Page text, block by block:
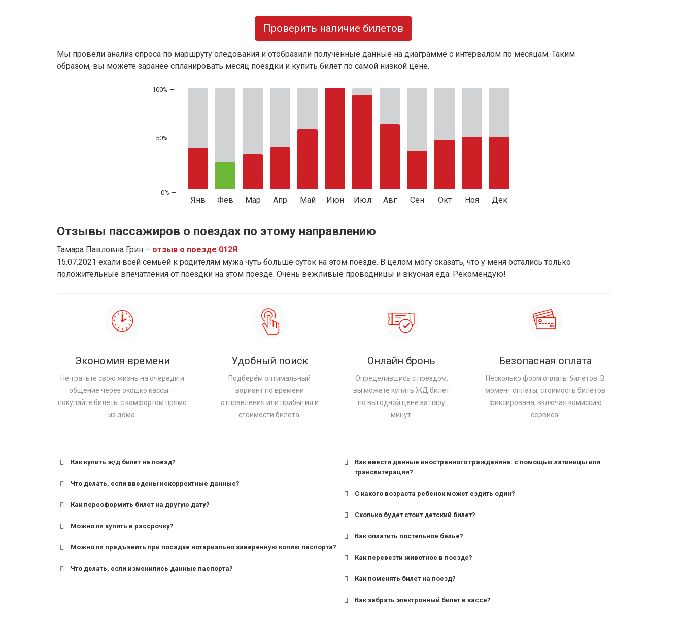
Проверить наличие билетов
Мы провели анализ спроса по маршруту следования и отобразили полученные данные на диаграмме с интервалом по месяцам. Таким
образом, вы можете заранее спланировать месяц поездки и купить билет по самой низкой цене.
50% —
Янв Фев Мар Апр Май Июн Июл Авг Сен Окт Ноя Дек
Отзывы пассажиров о поездах по этому направлению
Тамара Павловна Грин – отзыв о поезде 012Я:
15.07.2021 ехали всей семьей к родителям мужа чуть больше суток на этом поезде. В целом могу сказать, что у меня остались только
положительные впечатления от поездки на этом поезде. Очень вежливые проводницы и вкусная еда. Рекомендую!
Экономия времени
Не тратьте свою жизнь на очереди и
общение через окошко кассы —
покупайте билеты с комфортом прямо
из дома.
Удобный поиск
Подберём оптимальный
вариант по времени
отправления или прибытия и
стоимости билета.
Онлайн бронь
Определившись с поездом,
вы можете купить ЖД билет
по выгодной цене за пару
минут.
Безопасная оплата
Несколько форм оплаты билетов. В
момент оплаты, стоимость билетов
фиксирована, включая комиссию
сервиса!
Как купить ж/д билет на поезд?
Что делать, если введены некорректные данные?
Как переоформить билет на другую дату?
Можно ли купить в рассрочку?
Можно ли предъявить при посадке нотариально заверенную копию паспорта?
Что делать, если изменились данные паспорта?
Как ввести данные иностранного гражданина: с помощью латиницы или
транслитерации?
С какого возраста ребенок может ездить один?
для поездов дальнего следования — от 10 лет и старше;
Сколько будет стоит детский билет?
Как оплатить постельное белье?
Как перевезти животное в поезде?
Как поменять билет на поезд?
Как забрать электронный билет в кассе?